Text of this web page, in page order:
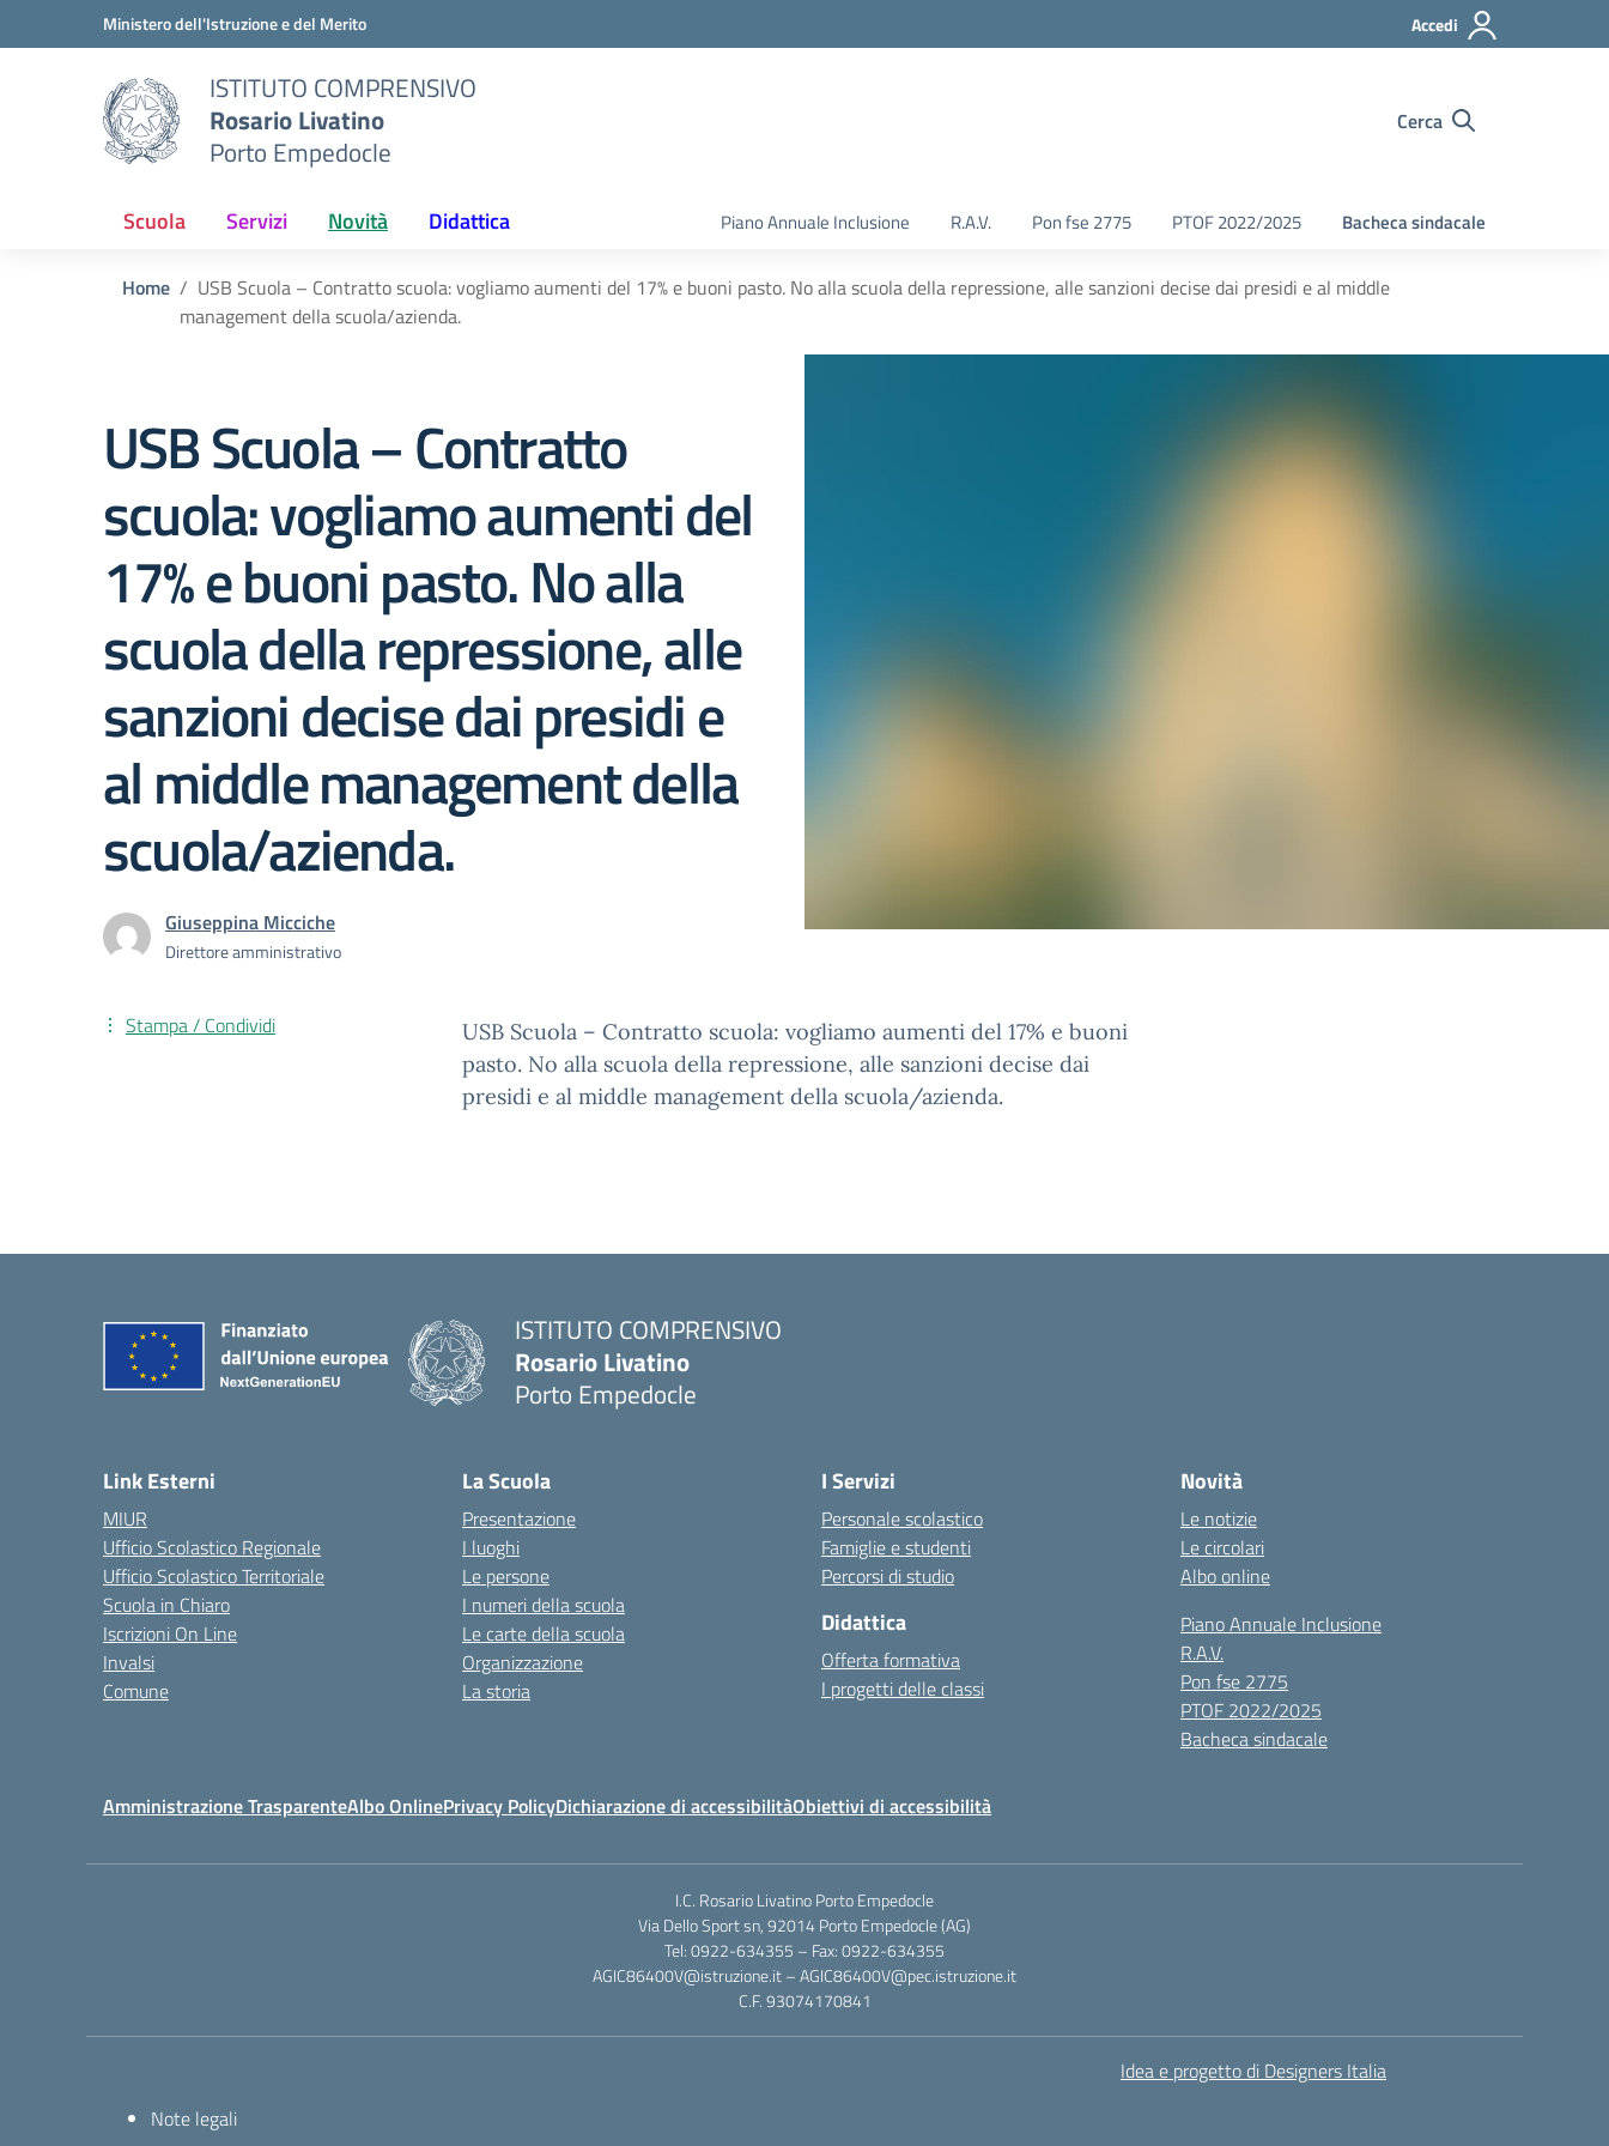
Vai ai contenuti
Vai al menu di navigazioneMinistero dell'Istruzione e del Merito Accedi
ISTITUTO COMPRENSIVO
Rosario Livatino
Porto Empedocle
Cerca
Scuola Servizi Novità Didattica Piano Annuale Inclusione R.A.V. Pon fse 2775 PTOF 2022/2025 Bacheca sindacale
Home
USB Scuola – Contratto scuola: vogliamo aumenti del 17% e buoni pasto. No alla scuola della repressione, alle sanzioni decise dai presidi e al middle
management della scuola/azienda.
USB Scuola – Contratto
scuola: vogliamo aumenti del
17% e buoni pasto. No alla
scuola della repressione, alle
sanzioni decise dai presidi e
al middle management della
scuola/azienda.
Giuseppina Micciche
Direttore amministrativo
Stampa / Condividi
USB Scuola – Contratto scuola: vogliamo aumenti del 17% e buoni
pasto. No alla scuola della repressione, alle sanzioni decise dai
presidi e al middle management della scuola/azienda.
ISTITUTO COMPRENSIVO
Rosario Livatino
Porto Empedocle
Link Esterni
MIUR
Ufficio Scolastico Regionale
Ufficio Scolastico Territoriale
Scuola in Chiaro
Iscrizioni On Line
Invalsi
Comune
La Scuola
Presentazione
I luoghi
Le persone
I numeri della scuola
Le carte della scuola
Organizzazione
La storia
I Servizi
Personale scolastico
Famiglie e studenti
Percorsi di studio
Didattica
Offerta formativa
I progetti delle classi
Novità
Le notizie
Le circolari
Albo online
Piano Annuale Inclusione
R.A.V.
Pon fse 2775
PTOF 2022/2025
Bacheca sindacale
Amministrazione TrasparenteAlbo OnlinePrivacy PolicyDichiarazione di accessibilitàObiettivi di accessibilità
I.C. Rosario Livatino Porto Empedocle
Via Dello Sport sn, 92014 Porto Empedocle (AG)
Tel: 0922-634355 – Fax: 0922-634355
AGIC86400V@istruzione.it–AGIC86400V@pec.istruzione.it
C.F. 93074170841
Idea e progetto di Designers Italia
Note legali